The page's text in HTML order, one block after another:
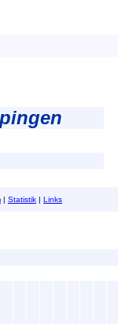
| Statistik | Links